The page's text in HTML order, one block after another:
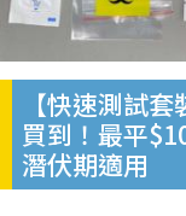
【快速測試
買到！最平
潛伏期適用